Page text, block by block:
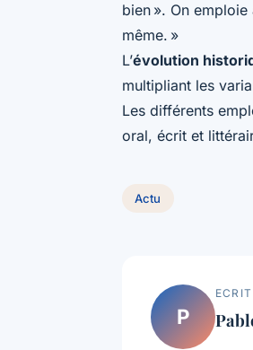
bien ». On emploie
même. »
L’évolution
multipliant les
Les différents
oral, écrit et
Actu
P